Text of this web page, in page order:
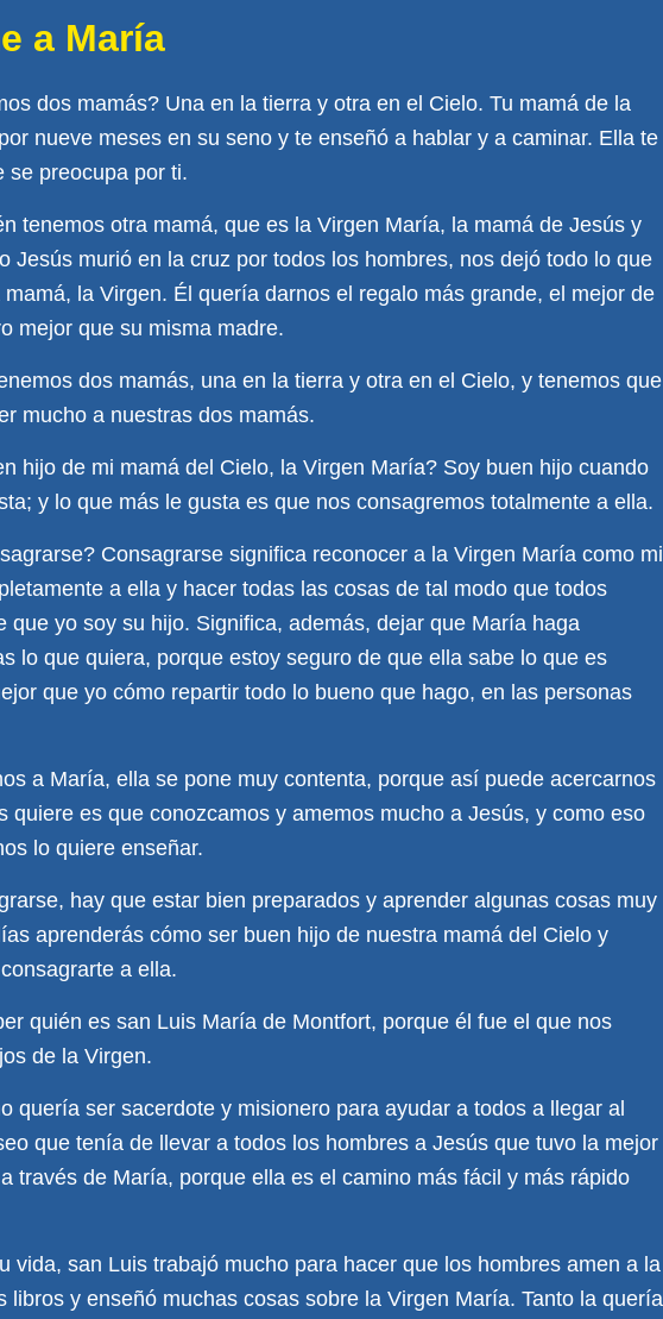
a María
dos mamás? Una en la tierra y otra en el Cielo. Tu mamá de la
nueve meses en su seno y te enseñó a hablar y a caminar. Ella te
se preocupa por ti.
tenemos otra mamá, que es la Virgen María, la mamá de Jesús y
Jesús murió en la cruz por todos los hombres, nos dejó todo lo que
la Virgen. Él quería darnos el regalo más grande, el mejor de
mejor que su misma madre.
dos mamás, una en la tierra y otra en el Cielo, y tenemos que
mucho a nuestras dos mamás.
hijo de mi mamá del Cielo, la Virgen María? Soy buen hijo cuando
y lo que más le gusta es que nos consagremos totalmente a ella.
Consagrarse significa reconocer a la Virgen María como mi
a ella y hacer todas las cosas de tal modo que todos
que yo soy su hijo. Significa, además, dejar que María haga
lo que quiera, porque estoy seguro de que ella sabe lo que es
que yo cómo repartir todo lo bueno que hago, en las personas
a María, ella se pone muy contenta, porque así puede acercarnos
quiere es que conozcamos y amemos mucho a Jesús, y como eso
lo quiere enseñar.
hay que estar bien preparados y aprender algunas cosas muy
aprenderás cómo ser buen hijo de nuestra mamá del Cielo y
a ella.
quién es san Luis María de Montfort, porque él fue el que nos
de la Virgen.
quería ser sacerdote y misionero para ayudar a todos a llegar al
que tenía de llevar a todos los hombres a Jesús que tuvo la mejor
través de María, porque ella es el camino más fácil y más rápido
vida, san Luis trabajó mucho para hacer que los hombres amen a la
libros y enseñó muchas cosas sobre la Virgen María. Tanto la quería